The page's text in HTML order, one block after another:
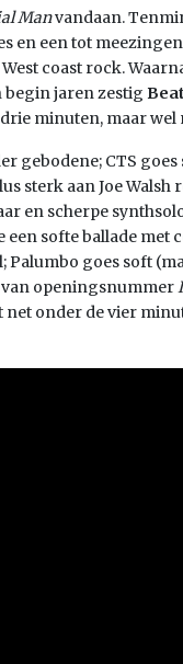
Manvandaan.
en een tot
coast rock.
begin jaren zestig
minuten, maar
gebodene; CTS
sterk aan Joe Walsh
en scherpe
een softe ballade
goes soft
van openingsnummer
onder de vier